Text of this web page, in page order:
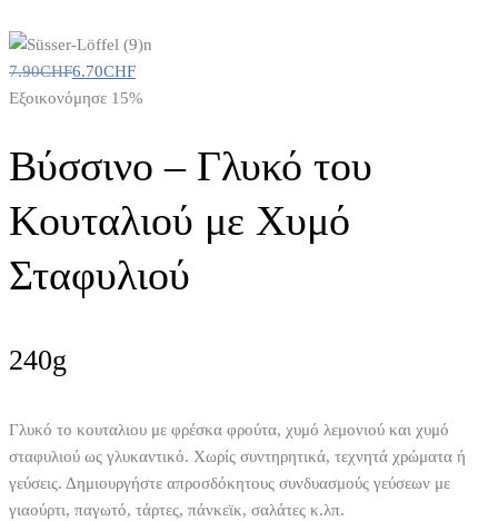
7.90CHF6.70CHF
Εξοικονόμησε 15%
Βύσσινο – Γλυκό του
Κουταλιού με Χυμό
Σταφυλιού
240g
Γλυκό το κουταλιου με φρέσκα φρούτα, χυμό λεμονιού και χυμό
σταφυλιού ως γλυκαντικό. Χωρίς συντηρητικά, τεχνητά χρώματα ή
γεύσεις. Δημιουργήστε απροσδόκητους συνδυασμούς γεύσεων με
γιαούρτι, παγωτό, τάρτες, πάνκεϊκ, σαλάτες κ.λπ.